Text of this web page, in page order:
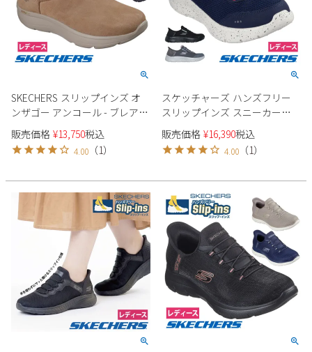
SKECHERS スリップインズ オ
ンザゴー アンコール - ブレア
144853 レディース ブーツ
販売価格 ¥13,750税込
4.00 （1）
スケッチャーズ ハンズフリー
スリップインズ スニーカー
124846W レディース SKECHERS
GOWALKFLE ローカット 防水
4E
販売価格 ¥16,390税込
4.00 （1）